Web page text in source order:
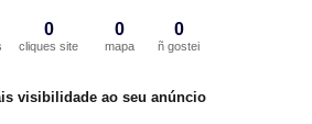
0
cliques site
0
mapa
0
ñ gostei
visibilidade ao seu anúncio